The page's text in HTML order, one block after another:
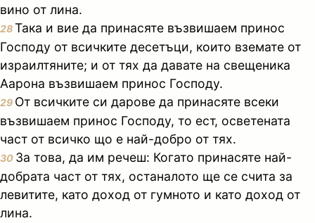
вино от лина.
28Така и вие да принасяте възвишаем принос
Господу от всичките десетъци, които вземате от
израилтяните; и от тях да давате на свещеника
Аарона възвишаем принос Господу.
29 От всичките си дарове да принасяте всеки
възвишаем принос Господу, то ест, осветената
част от всичко що е най-добро от тях.
30 За това, да им речеш: Когато принасяте най-
добрата част от тях, останалото ще се счита за
левитите, като доход от гумното и като доход от
лина.